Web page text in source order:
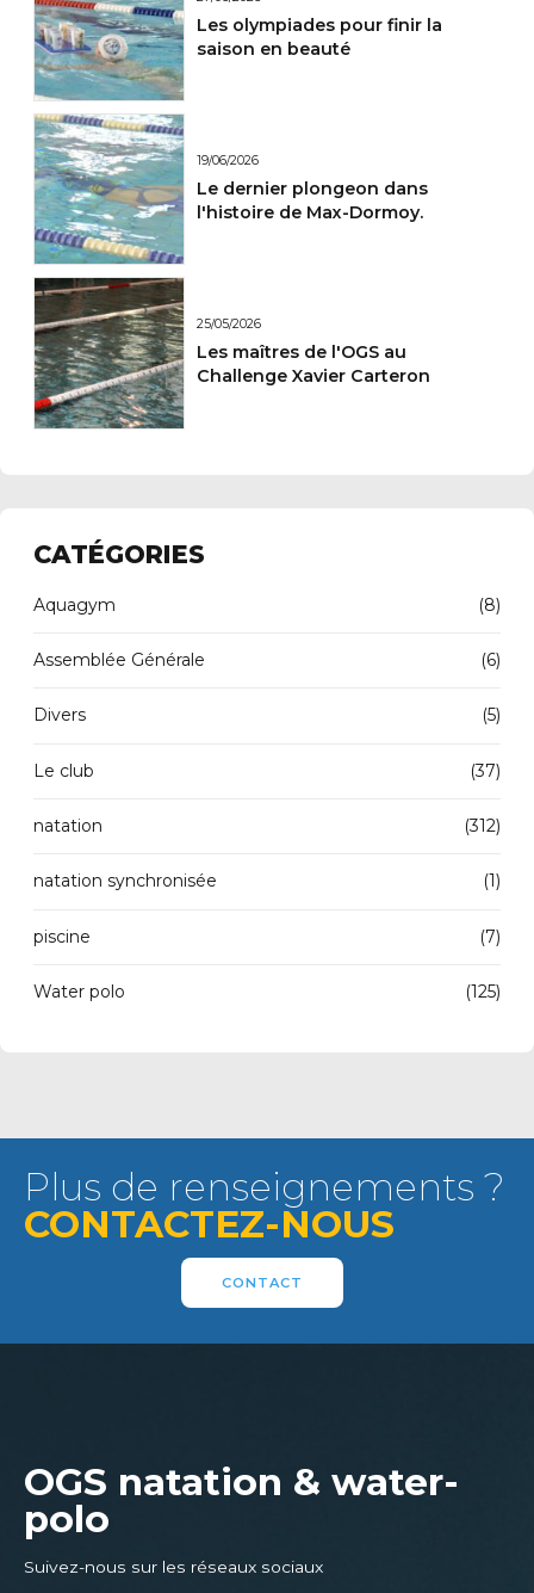
Les olympiades pour finir la
saison en beauté
19/06/2026
Le dernier plongeon dans
l'histoire de Max-Dormoy.
25/05/2026
Les maîtres de l'OGS au
Challenge Xavier Carteron
CATÉGORIES
Aquagym (8)
Assemblée Générale (6)
Divers (5)
Le club (37)
natation (312)
natation synchronisée (1)
piscine (7)
Water polo (125)
Plus de renseignements ?
CONTACTEZ-NOUS
CONTACT
OGS natation & water-
polo
Suivez-nous sur les réseaux sociaux